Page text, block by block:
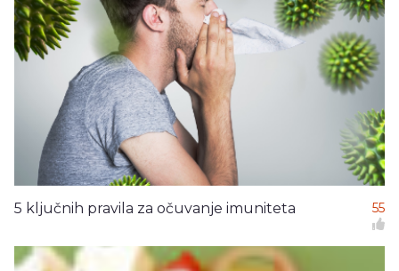
5 ključnih pravila za očuvanje imuniteta 55